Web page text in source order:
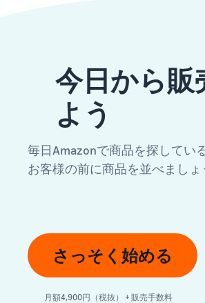
今日から販
よう
毎日Amazonで商品を探してい
お客様の前に商品を並べましょ
さっそく始める
月額4,900円（税抜） + 販売手数料